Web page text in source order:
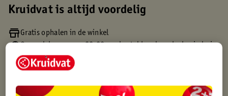
Kruidvat is altijd voordelig
Gratis ophalen in de winkel
Op werkdagen voor 22:00 uur besteld, volgende dag in huis
Gratis thuisbezorgd vanaf 50.00
Gratis retourneren binnen 30 dagen